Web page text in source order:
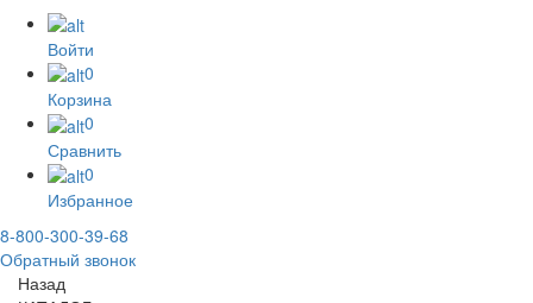
Войти
0
Корзина
0
Сравнить
0
Избранное
8-800-300-39-68
Обратный звонок
Назад